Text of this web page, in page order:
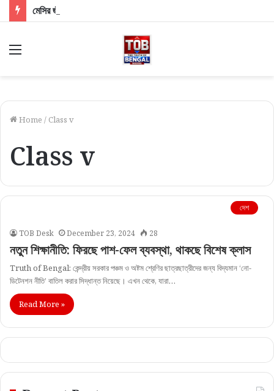
Menu
Home / Class v
Class v
দেশ
TOB Desk December 23, 2024 28
নতুন শিক্ষানীতি: ফিরছে পাশ-ফেল ব্যবস্থা, থাকছে বিশেষ ক্লাস
Truth of Bengal: কেন্দ্রীয় সরকার পঞ্চম ও অষ্টম শ্রেণির ছাত্রছাত্রীদের জন্য বিদ্যমান ‘নো-
ডিটেনশন নীতি’ বাতিল করার সিদ্ধান্ত নিয়েছে। এখন থেকে, যারা…
Read More »